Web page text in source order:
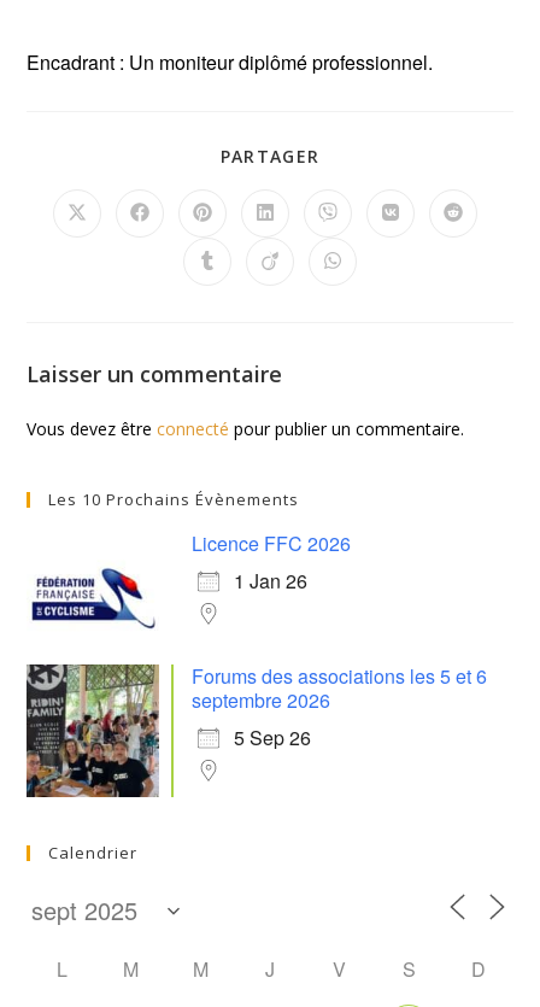
Encadrant : Un moniteur diplômé professionnel.
PARTAGER
Laisser un commentaire
Vous devez êtreconnecté pour publier un commentaire.
Les 10 Prochains Évènements
Licence FFC 2026
1 Jan 26
Forums des associations les 5 et 6
septembre 2026
5 Sep 26
Calendrier
L M M J V S D